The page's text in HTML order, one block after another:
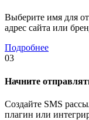
Выберите имя для
адрес сайта или
Подробнее
03
Начните
Создайте SMS
плагин или